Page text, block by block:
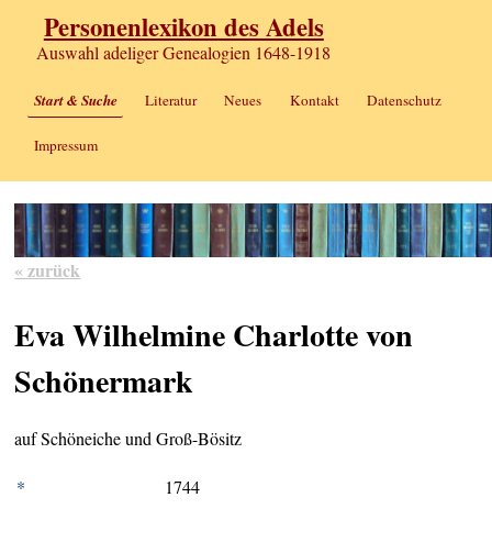
Personenlexikon des Adels
Auswahl adeliger Genealogien 1648-1918
Start & Suche Literatur Neues Kontakt Datenschutz
Impressum
« zurück
Eva Wilhelmine Charlotte von
Schönermark
auf Schöneiche und Groß-Bösitz
* 1744